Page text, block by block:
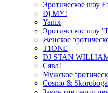
Эротическое шоу
Dj MY!
Yanix
Эротическое шоу
Женское
T1ONE
DJ STAN
Сява!
Мужское
Cosmo &